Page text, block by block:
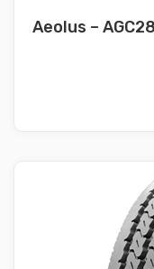
Aeolus – AGC28